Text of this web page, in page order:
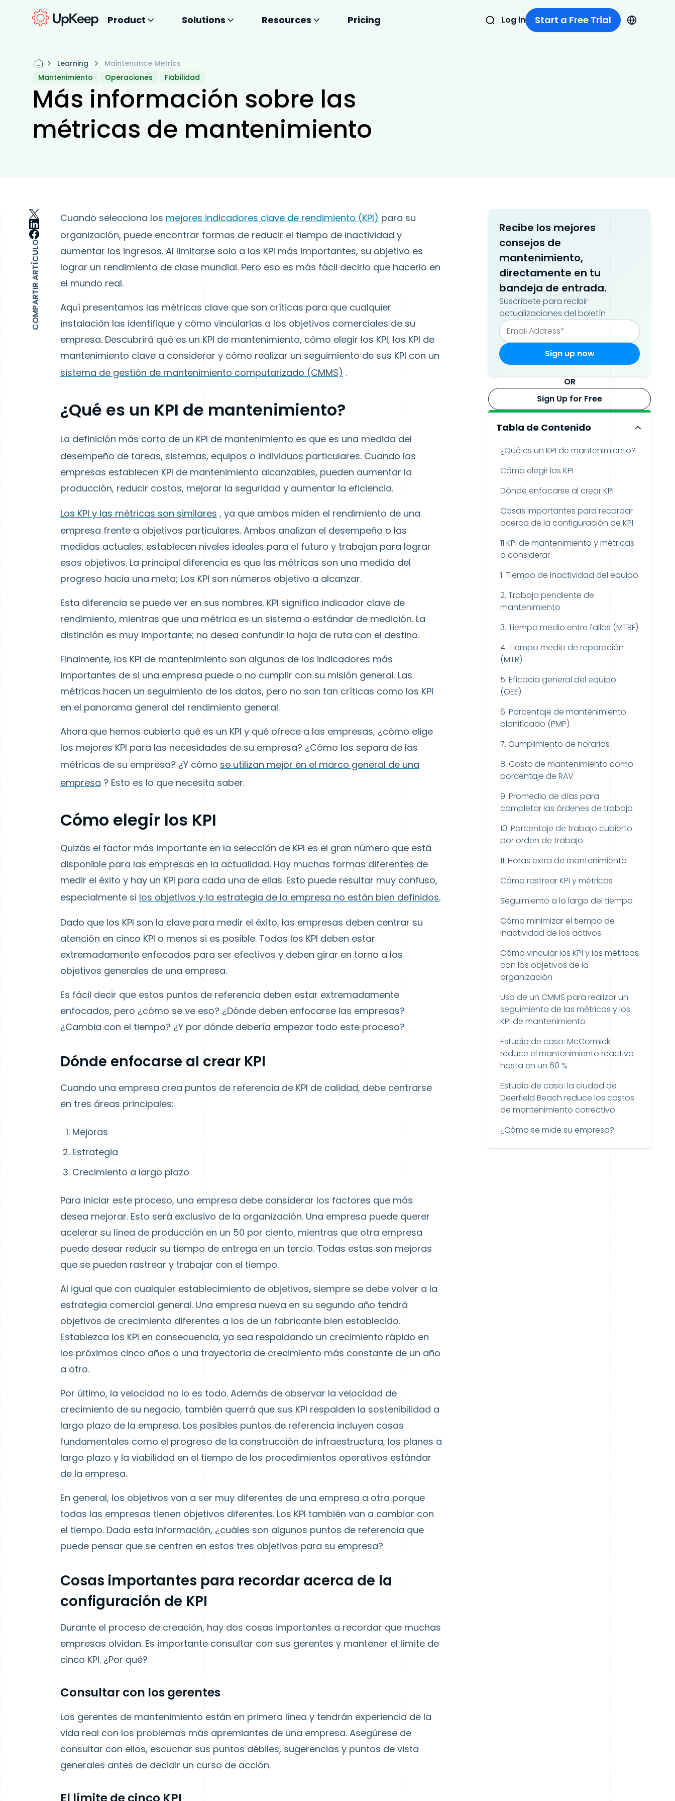
Product Solutions Resources Pricing Log in Start a Free Trial
Learning
Maintenance Metrics
Mantenimiento
Operaciones Fiabilidad
Más información sobre las
métricas de mantenimiento
COMPARTIR ARTÍCULO
Cuando selecciona los mejores indicadores clave de rendimiento (KPI) para su
organización, puede encontrar formas de reducir el tiempo de inactividad y
aumentar los ingresos. Al limitarse solo a los KPI más importantes, su objetivo es
lograr un rendimiento de clase mundial. Pero eso es más fácil decirlo que hacerlo en
el mundo real.
Aquí presentamos las métricas clave que son críticas para que cualquier
instalación las identifique y cómo vincularlas a los objetivos comerciales de su
empresa. Descubrirá qué es un KPI de mantenimiento, cómo elegir los KPI, los KPI de
mantenimiento clave a considerar y cómo realizar un seguimiento de sus KPI con un
sistema de gestión de mantenimiento computarizado (CMMS) .
¿Qué es un KPI de mantenimiento?
La definición más corta de un KPI de mantenimiento es que es una medida del
desempeño de tareas, sistemas, equipos o individuos particulares. Cuando las
empresas establecen KPI de mantenimiento alcanzables, pueden aumentar la
producción, reducir costos, mejorar la seguridad y aumentar la eficiencia.
Los KPI y las métricas son similares , ya que ambos miden el rendimiento de una
empresa frente a objetivos particulares. Ambos analizan el desempeño o las
medidas actuales, establecen niveles ideales para el futuro y trabajan para lograr
esos objetivos. La principal diferencia es que las métricas son una medida del
progreso hacia una meta; Los KPI son números objetivo a alcanzar.
Esta diferencia se puede ver en sus nombres. KPI significa indicador clave de
rendimiento, mientras que una métrica es un sistema o estándar de medición. La
distinción es muy importante; no desea confundir la hoja de ruta con el destino.
Finalmente, los KPI de mantenimiento son algunos de los indicadores más
importantes de si una empresa puede o no cumplir con su misión general. Las
métricas hacen un seguimiento de los datos, pero no son tan críticas como los KPI
en el panorama general del rendimiento general.
Ahora que hemos cubierto qué es un KPI y qué ofrece a las empresas, ¿cómo elige
los mejores KPI para las necesidades de su empresa? ¿Cómo los separa de las
métricas de su empresa? ¿Y cómo se utilizan mejor en el marco general de una
empresa ? Esto es lo que necesita saber.
Cómo elegir los KPI
Quizás el factor más importante en la selección de KPI es el gran número que está
disponible para las empresas en la actualidad. Hay muchas formas diferentes de
medir el éxito y hay un KPI para cada una de ellas. Esto puede resultar muy confuso,
especialmente si los objetivos y la estrategia de la empresa no están bien definidos.
Dado que los KPI son la clave para medir el éxito, las empresas deben centrar su
atención en cinco KPI o menos si es posible. Todos los KPI deben estar
extremadamente enfocados para ser efectivos y deben girar en torno a los
objetivos generales de una empresa.
Es fácil decir que estos puntos de referencia deben estar extremadamente
enfocados, pero ¿cómo se ve eso? ¿Dónde deben enfocarse las empresas?
¿Cambia con el tiempo? ¿Y por dónde debería empezar todo este proceso?
Dónde enfocarse al crear KPI
Cuando una empresa crea puntos de referencia de KPI de calidad, debe centrarse
en tres áreas principales:
Mejoras
Estrategia
Crecimiento a largo plazo
Para iniciar este proceso, una empresa debe considerar los factores que más
desea mejorar. Esto será exclusivo de la organización. Una empresa puede querer
acelerar su línea de producción en un 50 por ciento, mientras que otra empresa
puede desear reducir su tiempo de entrega en un tercio. Todas estas son mejoras
que se pueden rastrear y trabajar con el tiempo.
Al igual que con cualquier establecimiento de objetivos, siempre se debe volver a la
estrategia comercial general. Una empresa nueva en su segundo año tendrá
objetivos de crecimiento diferentes a los de un fabricante bien establecido.
Establezca los KPI en consecuencia, ya sea respaldando un crecimiento rápido en
los próximos cinco años o una trayectoria de crecimiento más constante de un año
a otro.
Por último, la velocidad no lo es todo. Además de observar la velocidad de
crecimiento de su negocio, también querrá que sus KPI respalden la sostenibilidad a
largo plazo de la empresa. Los posibles puntos de referencia incluyen cosas
fundamentales como el progreso de la construcción de infraestructura, los planes a
largo plazo y la viabilidad en el tiempo de los procedimientos operativos estándar
de la empresa.
En general, los objetivos van a ser muy diferentes de una empresa a otra porque
todas las empresas tienen objetivos diferentes. Los KPI también van a cambiar con
el tiempo. Dada esta información, ¿cuáles son algunos puntos de referencia que
puede pensar que se centren en estos tres objetivos para su empresa?
Cosas importantes para recordar acerca de la
configuración de KPI
Durante el proceso de creación, hay dos cosas importantes a recordar que muchas
empresas olvidan. Es importante consultar con sus gerentes y mantener el límite de
cinco KPI. ¿Por qué?
Consultar con los gerentes
Los gerentes de mantenimiento están en primera línea y tendrán experiencia de la
vida real con los problemas más apremiantes de una empresa. Asegúrese de
consultar con ellos, escuchar sus puntos débiles, sugerencias y puntos de vista
generales antes de decidir un curso de acción.
Recibe los mejores
consejos de
mantenimiento,
directamente en tu
bandeja de entrada.
Suscríbete para recibir
actualizaciones del boletín
OR
Sign Up for Free
Tabla de Contenido
¿Qué es un KPI de mantenimiento?
Cómo elegir los KPI
Dónde enfocarse al crear KPI
Cosas importantes para recordar
acerca de la configuración de KPI
11 KPI de mantenimiento y métricas
a considerar
1. Tiempo de inactividad del equipo
2. Trabajo pendiente de
mantenimiento
3. Tiempo medio entre fallos (MTBF)
4. Tiempo medio de reparación
(MTR)
5. Eficacia general del equipo
(OEE)
6. Porcentaje de mantenimiento
planificado (PMP)
7. Cumplimiento de horarios
8. Costo de mantenimiento como
porcentaje de RAV
9. Promedio de días para
completar las órdenes de trabajo
10. Porcentaje de trabajo cubierto
por orden de trabajo
11. Horas extra de mantenimiento
Cómo rastrear KPI y métricas
Seguimiento a lo largo del tiempo
Cómo minimizar el tiempo de
inactividad de los activos
Cómo vincular los KPI y las métricas
con los objetivos de la
organización
Uso de un CMMS para realizar un
seguimiento de las métricas y los
KPI de mantenimiento
Estudio de caso: McCormick
reduce el mantenimiento reactivo
hasta en un 60 %
Estudio de caso: la ciudad de
Deerfield Beach reduce los costos
de mantenimiento correctivo
¿Cómo se mide su empresa?